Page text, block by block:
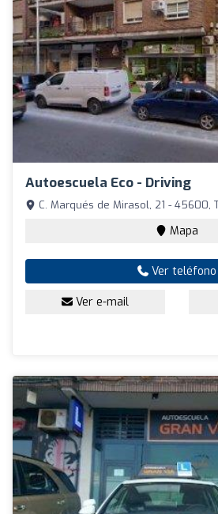
Autoescuela Eco - Driving
C. Marqués de Mirasol, 21 - 45600,
Mapa
Ver teléfono
Ver e-mail